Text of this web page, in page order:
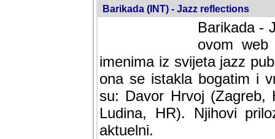
Barikada (INT) - Jazz reflections
Barikada -
ovom web
imenima iz svijeta jazz
ona se istakla bogatim i
su: Davor Hrvoj (Zagreb,
Ludina, HR). Njihovi
aktuelni.